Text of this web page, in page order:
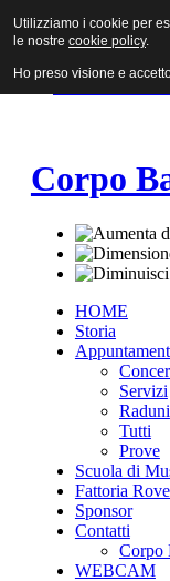
Vai al contenuto
Vai alla
Vai alla prima
Corpo
HOME
Storia
Servizi
Raduni
Tutti
Prove
Scuola di
Fattoria
Sponsor
Contatti
Corpo
WEBCAM
Utilizziamo i cookie per
le nostre cookie policy.
Ho preso visione e